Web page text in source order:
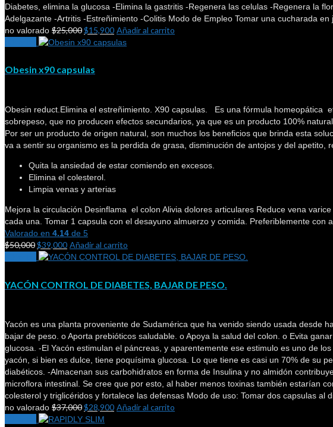
Diabetes, elimina la glucosa -Elimina la gastritis -Regenera las celulas -Regenera la
Adelgazante -Artritis -Estreñimiento -Colitis Modo de Empleo Tomar una cucharada
no valorado $25,000$15,900 Añadir al carrito
Obesin x90 capsulas
Obesin reduct.Elimina el estreñimiento. X90 capsulas. Es una fórmula homeopática
sobrepeso, que no producen efectos secundarios, ya que es un producto 100%
Por ser un producto de origen natural, son muchos los beneficios que brinda esta
va a sentir su organismo es la perdida de grasa, disminución de antojos y del apetito,
Quita la ansiedad de estar comiendo en excesos.
Elimina el colesterol.
Limpia venas y arterias
Mejora la circulación Desinflama el colon Alivia dolores articulares Reduce vena
cada una. Tomar 1 capsula con el desayuno almuerzo y comida. Preferiblemente con
Valorado en 4.14 de 5
$50,000$39,000 Añadir al carrito
YACÓN CONTROL DE DIABETES, BAJAR DE PESO.
Yacón es una planta proveniente de Sudamérica que ha venido siendo usada desde
bajar de peso. o Aporta prebióticos saludable. o Apoya la salud del colon. o Evita
glucosa. -El Yacón estimulan el páncreas, y aparentemente ese estimulo es uno de
yacón, si bien es dulce, tiene poquísima glucosa. Lo que tiene es casi un 70% de su
diabéticos. -Almacenan sus carbohidratos en forma de Insulina y no almidón
microflora intestinal. Se cree que por esto, al haber menos toxinas también estarían
colesterol y triglicéridos y fortalece las defensas Modo de uso: Tomar dos capsulas al
no valorado $37,000$28,900 Añadir al carrito